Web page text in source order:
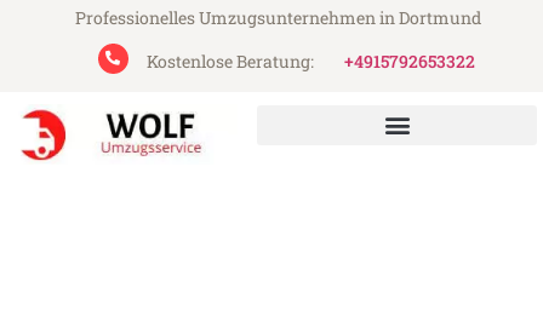
Professionelles Umzugsunternehmen in Dortmund
Kostenlose Beratung:
+4915792653322